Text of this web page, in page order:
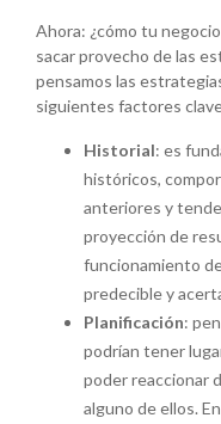
Ahora: ¿cómo tu
sacar provecho de las
pensamos las
siguientes factores
Historial: es
históricos,
anteriores y
proyección de
funcionamiento
predecible y
Planificación:
podrían tener
poder reaccionar
alguno de ellos.